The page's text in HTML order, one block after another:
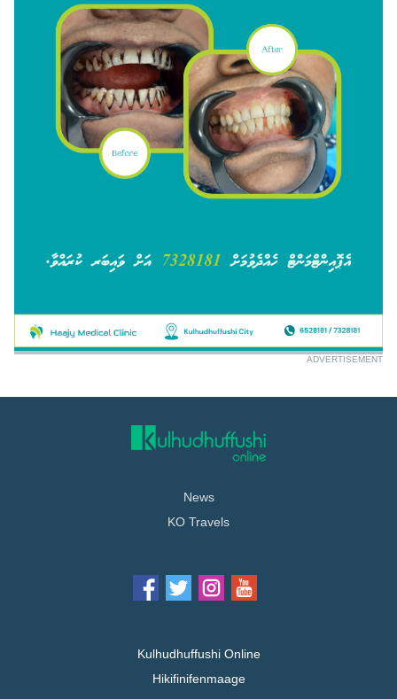
ADVERTISEMENT
News
KO Travels
Kulhudhuffushi Online
Hikifinifenmaage